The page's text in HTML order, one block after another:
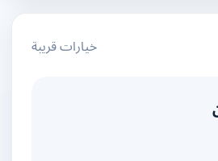
خيارات قريبة